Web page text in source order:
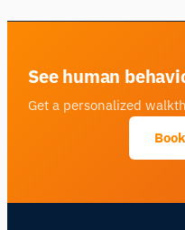
See human
Get a personalized